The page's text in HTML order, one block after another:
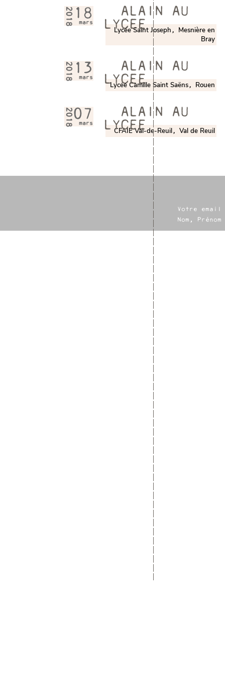
2018 18
mars
ALAIN AU
LYCEE
Lycée Saint Joseph , Mesnière en
Bray
2018 13
mars
ALAIN AU
LYCEE
Lycée Camille Saint Saëns, Rouen
201807
mars
ALAIN AU
LYCEE
CFAIE Val-de-Reuil, Val de Reuil
Votre email
Nom, Prénom